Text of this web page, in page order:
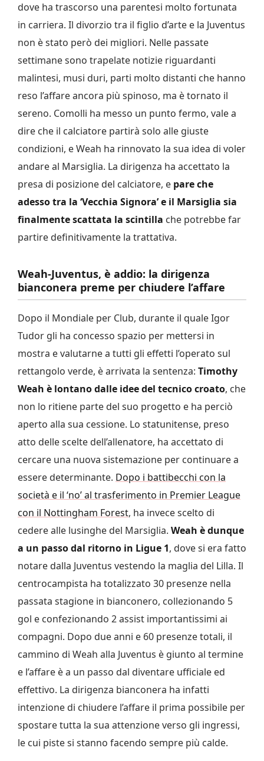
dove ha trascorso una parentesi molto fortunata
in carriera. Il divorzio tra il figlio d’arte e la Juventus
non è stato però dei migliori. Nelle passate
settimane sono trapelate notizie riguardanti
malintesi, musi duri, parti molto distanti che hanno
reso l’affare ancora più spinoso, ma è tornato il
sereno. Comolli ha messo un punto fermo, vale a
dire che il calciatore partirà solo alle giuste
condizioni, e Weah ha rinnovato la sua idea di voler
andare al Marsiglia. La dirigenza ha accettato la
presa di posizione del calciatore, e pare che
adesso tra la ‘Vecchia Signora’ e il Marsiglia sia
finalmente scattata la scintilla che potrebbe far
partire definitivamente la trattativa.
Weah-Juventus, è addio: la dirigenza
bianconera preme per chiudere l’affare
Dopo il Mondiale per Club, durante il quale Igor
Tudor gli ha concesso spazio per mettersi in
mostra e valutarne a tutti gli effetti l’operato sul
rettangolo verde, è arrivata la sentenza: Timothy
Weah è lontano dalle idee del tecnico croato, che
non lo ritiene parte del suo progetto e ha perciò
aperto alla sua cessione. Lo statunitense, preso
atto delle scelte dell’allenatore, ha accettato di
cercare una nuova sistemazione per continuare a
essere determinante. Dopo i battibecchi con la
società e il ‘no’ al trasferimento in Premier League
con il Nottingham Forest, ha invece scelto di
cedere alle lusinghe del Marsiglia. Weah è dunque
a un passo dal ritorno in Ligue 1, dove si era fatto
notare dalla Juventus vestendo la maglia del Lilla. Il
centrocampista ha totalizzato 30 presenze nella
passata stagione in bianconero, collezionando 5
gol e confezionando 2 assist importantissimi ai
compagni. Dopo due anni e 60 presenze totali, il
cammino di Weah alla Juventus è giunto al termine
e l’affare è a un passo dal diventare ufficiale ed
effettivo. La dirigenza bianconera ha infatti
intenzione di chiudere l’affare il prima possibile per
spostare tutta la sua attenzione verso gli ingressi,
le cui piste si stanno facendo sempre più calde.